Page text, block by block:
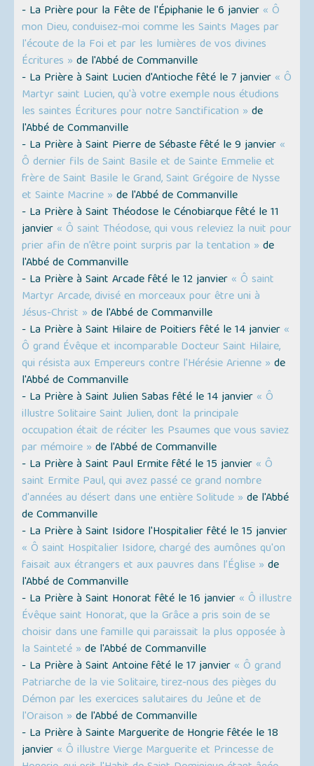
- La Prière pour la Fête de l'Épiphanie le 6 janvier « Ô
mon Dieu, conduisez-moi comme les Saints Mages par
l'écoute de la Foi et par les lumières de vos divines
Écritures » de l'Abbé de Commanville
- La Prière à Saint Lucien d'Antioche fêté le 7 janvier « Ô
Martyr saint Lucien, qu'à votre exemple nous étudions
les saintes Écritures pour notre Sanctification » de
l'Abbé de Commanville
- La Prière à Saint Pierre de Sébaste fêté le 9 janvier «
Ô dernier fils de Saint Basile et de Sainte Emmelie et
frère de Saint Basile le Grand, Saint Grégoire de Nysse
et Sainte Macrine » de l'Abbé de Commanville
- La Prière à Saint Théodose le Cénobiarque fêté le 11
janvier « Ô saint Théodose, qui vous releviez la nuit pour
prier afin de n’être point surpris par la tentation » de
l'Abbé de Commanville
- La Prière à Saint Arcade fêté le 12 janvier « Ô saint
Martyr Arcade, divisé en morceaux pour être uni à
Jésus-Christ » de l'Abbé de Commanville
- La Prière à Saint Hilaire de Poitiers fêté le 14 janvier «
Ô grand Évêque et incomparable Docteur Saint Hilaire,
qui résista aux Empereurs contre l'Hérésie Arienne » de
l'Abbé de Commanville
- La Prière à Saint Julien Sabas fêté le 14 janvier « Ô
illustre Solitaire Saint Julien, dont la principale
occupation était de réciter les Psaumes que vous saviez
par mémoire » de l'Abbé de Commanville
- La Prière à Saint Paul Ermite fêté le 15 janvier « Ô
saint Ermite Paul, qui avez passé ce grand nombre
d'années au désert dans une entière Solitude » de l'Abbé
de Commanville
- La Prière à Saint Isidore l'Hospitalier fêté le 15 janvier
« Ô saint Hospitalier Isidore, chargé des aumônes qu'on
faisait aux étrangers et aux pauvres dans l’Église » de
l'Abbé de Commanville
- La Prière à Saint Honorat fêté le 16 janvier « Ô illustre
Évêque saint Honorat, que la Grâce a pris soin de se
choisir dans une famille qui paraissait la plus opposée à
la Sainteté » de l'Abbé de Commanville
- La Prière à Saint Antoine fêté le 17 janvier « Ô grand
Patriarche de la vie Solitaire, tirez-nous des pièges du
Démon par les exercices salutaires du Jeûne et de
l'Oraison » de l'Abbé de Commanville
- La Prière à Sainte Marguerite de Hongrie fêtée le 18
janvier « Ô illustre Vierge Marguerite et Princesse de